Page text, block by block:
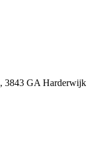
, 3843 GA Harderwijk